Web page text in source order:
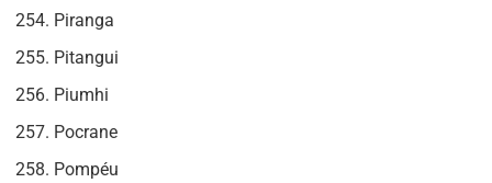
Piranga
Pitangui
Piumhi
Pocrane
Pompéu